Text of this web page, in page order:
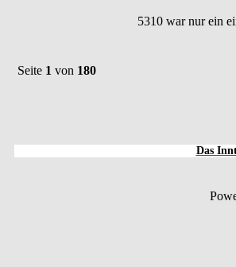
5310 war nur ein
Seite 1 von 180
Das